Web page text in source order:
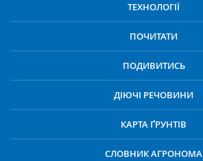
ТЕХНОЛОГІЇ
ПОЧИТАТИ
ПОДИВИТИСЬ
ДІЮЧІ РЕЧОВИНИ
КАРТА ҐРУНТІВ
СЛОВНИК АГРОНОМА